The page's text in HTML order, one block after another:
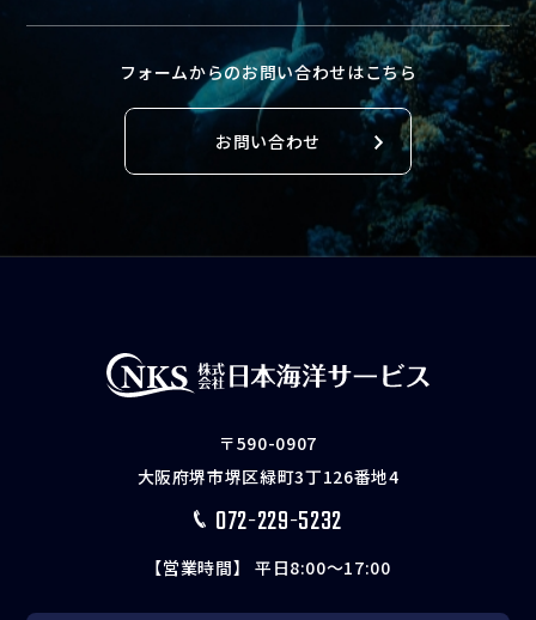
フォームからのお問い合わせはこちら
お問い合わせ
〒590-0907
大阪府堺市堺区緑町3丁126番地4
072-229-5232
【営業時間】 平日8:00〜17:00